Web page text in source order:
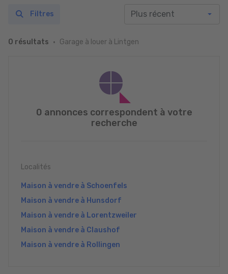
0 résultats Garage à louer à Lintgen
Filtres
0 annonces correspondent à votre
recherche
Localités
Maison à vendre à Schoenfels
Maison à vendre à Hunsdorf
Maison à vendre à Lorentzweiler
Maison à vendre à Claushof
Maison à vendre à Rollingen